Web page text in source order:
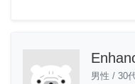
男性 / 30